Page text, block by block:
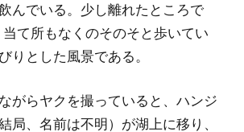
んでいる。少し離れたところで
当て所もなくのそのそと歩いてい
りとした風景である。
がらヤクを撮っていると、ハンジ
局、名前は不明）が湖上に移り、